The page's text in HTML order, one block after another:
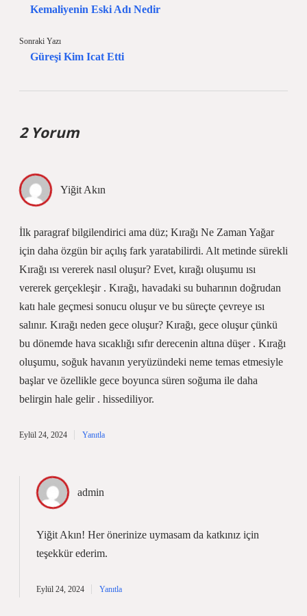
Kemaliyenin Eski Adı Nedir
Sonraki Yazı
Güreşi Kim Icat Etti
2 Yorum
Yiğit Akın
İlk paragraf bilgilendirici ama düz; Kırağı Ne Zaman Yağar
için daha özgün bir açılış fark yaratabilirdi. Alt metinde sürekli
Kırağı ısı vererek nasıl oluşur? Evet, kırağı oluşumu ısı
vererek gerçekleşir . Kırağı, havadaki su buharının doğrudan
katı hale geçmesi sonucu oluşur ve bu süreçte çevreye ısı
salınır. Kırağı neden gece oluşur? Kırağı, gece oluşur çünkü
bu dönemde hava sıcaklığı sıfır derecenin altına düşer . Kırağı
oluşumu, soğuk havanın yeryüzündeki neme temas etmesiyle
başlar ve özellikle gece boyunca süren soğuma ile daha
belirgin hale gelir . hissediliyor.
Eylül 24, 2024 Yanıtla
admin
Yiğit Akın! Her önerinize uymasam da katkınız için
teşekkür ederim.
Eylül 24, 2024 Yanıtla